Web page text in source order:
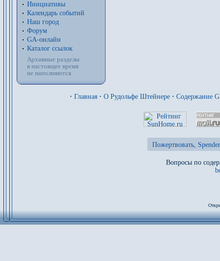
Инициативы
Календарь событий
Наш город
Форум
GA-онлайн
Каталог ссылок
Архивные разделы
в настоящее время
не наполняются
· Главная · О Рудольфе Штейнере · Содержание
Пожертвовать,
Вопросы по